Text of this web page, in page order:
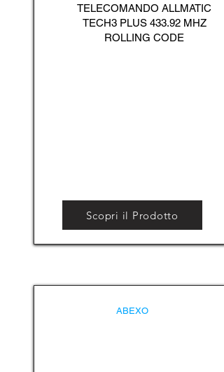
TELECOMANDO ALLMATIC
TECH3 PLUS 433.92 MHZ
ROLLING CODE
Scopri il Prodotto
ABEXO